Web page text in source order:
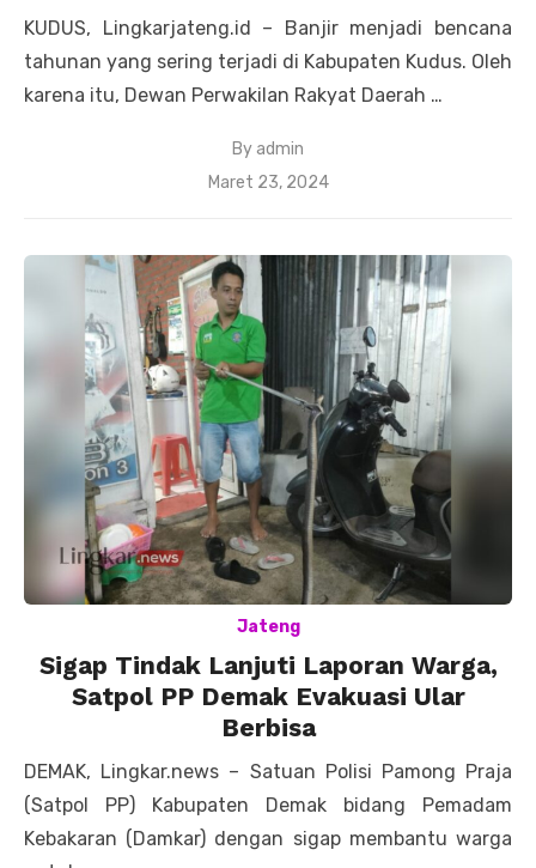
KUDUS, Lingkarjateng.id – Banjir menjadi bencana
tahunan yang sering terjadi di Kabupaten Kudus. Oleh
karena itu, Dewan Perwakilan Rakyat Daerah …
By admin
Posted
Maret 23, 2024
Jateng
Sigap Tindak Lanjuti Laporan Warga,
Satpol PP Demak Evakuasi Ular
Berbisa
DEMAK, Lingkar.news – Satuan Polisi Pamong Praja
(Satpol PP) Kabupaten Demak bidang Pemadam
Kebakaran (Damkar) dengan sigap membantu warga